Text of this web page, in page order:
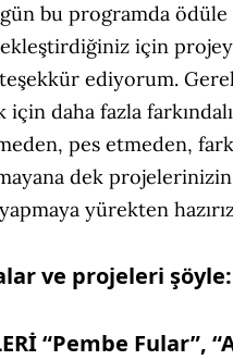
bu programda
için
ediyorum.
daha fazla
pes etmeden,
dek projelerinizin
yürekten
ve projeleri şöyle:
“Pembe Fular”,